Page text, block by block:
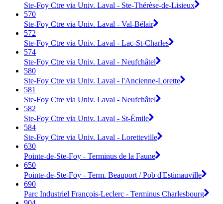
Ste-Foy Ctre via Univ. Laval - Ste-Thérèse-de-Lisieux
570
Ste-Foy Ctre via Univ. Laval - Val-Bélair
572
Ste-Foy Ctre via Univ. Laval - Lac-St-Charles
574
Ste-Foy Ctre via Univ. Laval - Neufchâtel
580
Ste-Foy Ctre via Univ. Laval - l'Ancienne-Lorette
581
Ste-Foy Ctre via Univ. Laval - Neufchâtel
582
Ste-Foy Ctre via Univ. Laval - St-Émile
584
Ste-Foy Ctre via Univ. Laval - Loretteville
630
Pointe-de-Ste-Foy - Terminus de la Faune
650
Pointe-de-Ste-Foy - Term. Beauport / Pob d'Estimauville
690
Parc Industriel François-Leclerc - Terminus Charlesbourg